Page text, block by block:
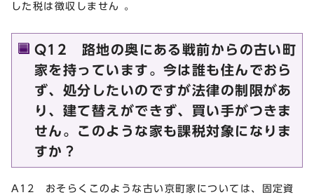
した税は徴収しません 。
Q12 路地の奥にある戦前からの古い町
家を持っています。今は誰も住んでおら
ず、処分したいのですが法律の制限があ
り、建て替えができず、買い手がつきま
せん。このような家も課税対象になりま
すか？
A12 おそらくこのような古い京町家については、固定資